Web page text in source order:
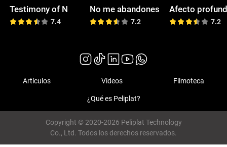
Testimony of N
7.4
No me abandones
7.2
Afecto
7.2
Artículos Videos Filmoteca
¿Qué es Peliplat?
Copyright © 2020-2026 Peliplat Technology
Co., Ltd. Todos los derechos reservados.